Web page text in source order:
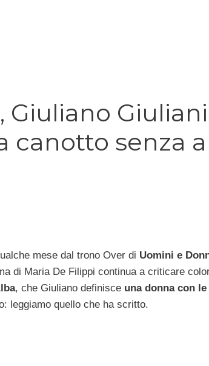
canotto senza
mese dal trono Over di Uomini e
di Maria De Filippi continua a criticare
, che Giuliano definisce una donna con
leggiamo quello che ha scritto.